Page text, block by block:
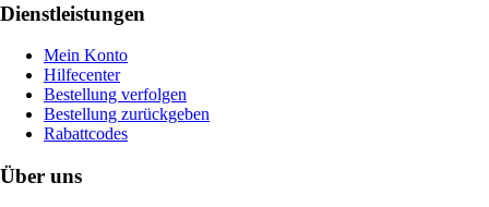
Dienstleistungen
Mein Konto
Hilfecenter
Bestellung verfolgen
Bestellung zurückgeben
Rabattcodes
Über uns